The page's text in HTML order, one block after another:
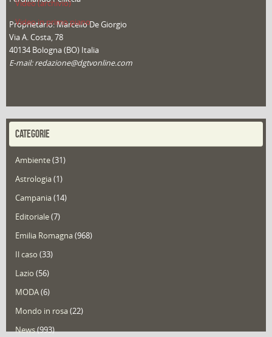
Video (archivio)
Video in primo piano
Proprietario: Marcello De Giorgio
Via A. Costa, 78
40134 Bologna (BO) Italia
E-mail: redazione@dgtvonline.com
CATEGORIE
Ambiente(31)
Astrologia(1)
Campania(14)
Editoriale(7)
Emilia Romagna(968)
Il caso (33)
Lazio (56)
MODA(6)
Mondo in rosa(22)
News(993)